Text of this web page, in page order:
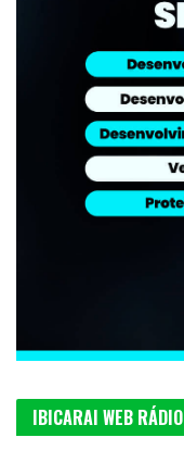
IBICARAI WEB RÁDIO